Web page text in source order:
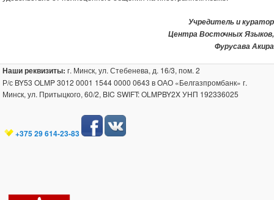
Учредитель и куратор
Центра Восточных Языков,
Фурусава Акира
Наши реквизиты: г. Минск, ул. Стебенева, д. 16/3, пом. 2
Р/с BY53 OLMP 3012 0001 1544 0000 0643 в ОАО «Белгазпромбанк» г.
Минск, ул. Притыцкого, 60/2, BIC SWIFT: OLMPBY2X УНП 192336025
+375 29 614-23-83